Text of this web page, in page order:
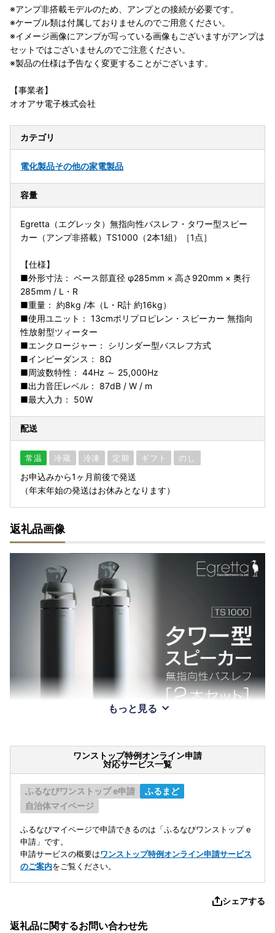
※アンプ非搭載モデルのため、アンプとの接続が必要です。
※ケーブル類は付属しておりませんのでご用意ください。
※イメージ画像にアンプが写っている画像もございますがアンプは
セットではございませんのでご注意ください。
※製品の仕様は予告なく変更することがございます。
【事業者】
オオアサ電子株式会社
カテゴリ
電化製品その他の家電製品
容量
Egretta（エグレッタ）無指向性バスレフ・タワー型スピー
カー（アンプ非搭載）TS1000（2本1組）［1点］
【仕様】
■外形寸法： ベース部直径 φ285mm × 高さ920mm × 奥行
285mm / L・R
■重量： 約8kg /本（L・R計 約16kg）
■使用ユニット： 13cmポリプロピレン・スピーカー 無指向
性放射型ツィーター
■エンクロージャー： シリンダー型バスレフ方式
■インピーダンス： 8Ω
■周波数特性： 44Hz ～ 25,000Hz
■出力音圧レベル： 87dB / W / m
■最大入力： 50W
配送
常温 冷蔵 冷凍 定期 ギフト のし
お申込みから1ヶ月前後で発送
（年末年始の発送はお休みとなります）
返礼品画像
もっと見る
ワンストップ特例オンライン申請
対応サービス一覧
ふるなびワンストップ e申請
ふるまど
自治体マイページ
ふるなびマイページで申請できるのは「ふるなびワンストップ e
申請」です。
申請サービスの概要はワンストップ特例オンライン申請サービス
のご案内をご覧ください。
シェアする
返礼品に関するお問い合わせ先